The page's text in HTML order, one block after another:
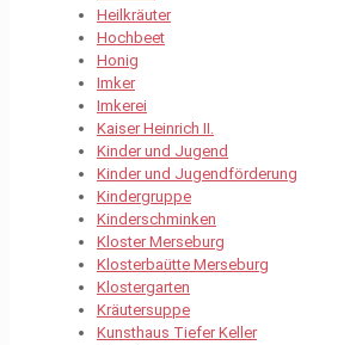
Heilkräuter
Hochbeet
Honig
Imker
Imkerei
Kaiser Heinrich II.
Kinder und Jugend
Kinder und Jugendförderung
Kindergruppe
Kinderschminken
Kloster Merseburg
Klosterbaütte Merseburg
Klostergarten
Kräutersuppe
Kunsthaus Tiefer Keller